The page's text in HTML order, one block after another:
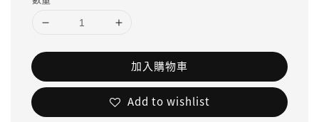
加入購物車
Add to wishlist